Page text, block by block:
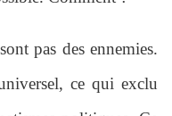
pas des ennemies.
ce qui exclu